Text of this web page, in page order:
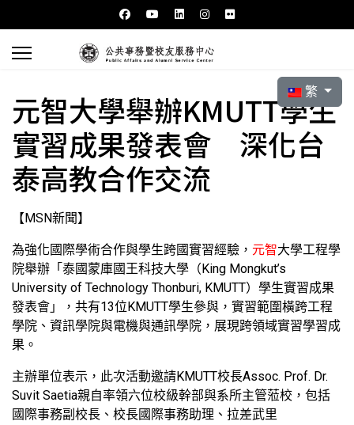
選擇你的語言
繁
元智大學舉辦KMUTT學生
實習成果發表會 深化台
泰高教合作交流
【MSN新聞】
為強化國際學術合作與學生跨國實習經驗， 元智大學工程學
院舉辦「泰國蒙庫國王科技大學（King Mongkut’s
University of Technology Thonburi, KMUTT）學生實習成果
發表會」，共有13位KMUTT學生參與，實習範圍橫跨工程
學院、資訊學院與電機與通訊學院，展現跨領域實習學習成
果。
主辦單位表示，此次活動邀請KMUTT校長Assoc. Prof. Dr.
Suvit Saetia親自率領六位校級幹部與系所主管蒞校，包括
國際事務副校長、校長國際事務助理、拉差武里